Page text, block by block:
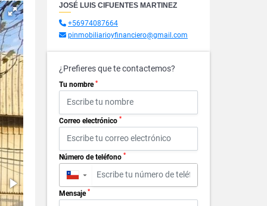
JOSÉ LUIS CIFUENTES MARTINEZ
+56974087664
pinmobiliarioyfinanciero@gmail.com
¿Prefieres que te contactemos?
Tu nombre *
Correo electrónico *
Número de teléfono *
▼
Mensaje *